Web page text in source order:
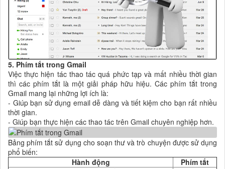
5. Phím tắt trong Gmail
Việc thực hiện tác thao tác quá phức tạp và mất nhiều thời gian
thì các phím tắt là một giải pháp hữu hiệu. Các phím tắt trong
Gmail mang lại những lợi ích là:
- Giúp bạn sử dụng email dễ dàng và tiết kiệm cho bạn rất nhiều
thời gian.
- Giúp bạn thực hiện các thao tác trên Gmail chuyên nghiệp hơn.
Bảng phím tắt sử dụng cho soạn thư và trò chuyện được sử dụng
phổ biến:
Hành động
Phím tắt